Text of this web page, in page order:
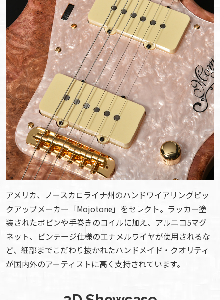
アメリカ、ノースカロライナ州のハンドワイアリングピッ
クアップメーカー「Mojotone」をセレクト。ラッカー塗
装されたボビンや手巻きのコイルに加え、アルニコ5マグ
ネット、ビンテージ仕様のエナメルワイヤが使用されるな
ど、細部までこだわり抜かれたハンドメイド・クオリティ
が国内外のアーティストに高く支持されています。